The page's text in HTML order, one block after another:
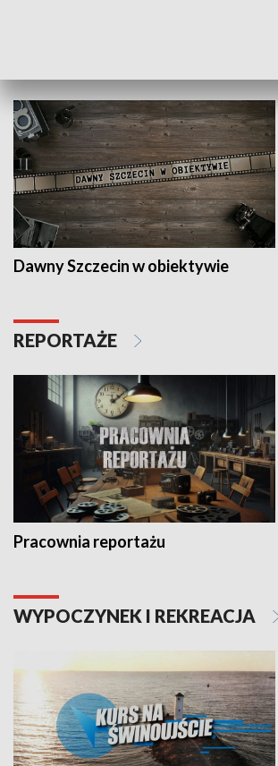
Dawny Szczecin w obiektywie
REPORTAŻE
Pracownia reportażu
WYPOCZYNEK I REKREACJA